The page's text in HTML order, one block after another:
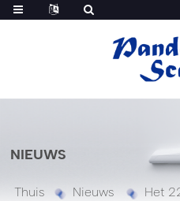
NIEUWS
Thuis Nieuws Het